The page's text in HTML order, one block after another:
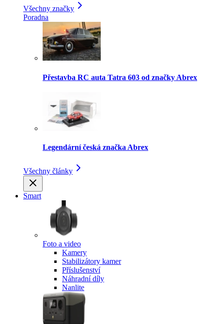
Všechny značky
Poradna
Přestavba RC auta Tatra 603 od značky Abrex
Legendární česká značka Abrex
Všechny články
Smart
Foto a video
Kamery
Stabilizátory kamer
Příslušenství
Náhradní díly
Nanlite